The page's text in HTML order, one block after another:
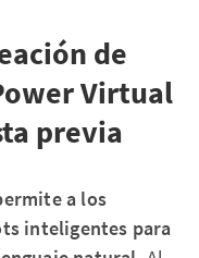
de
Virtual
previa
a los
inteligentes para